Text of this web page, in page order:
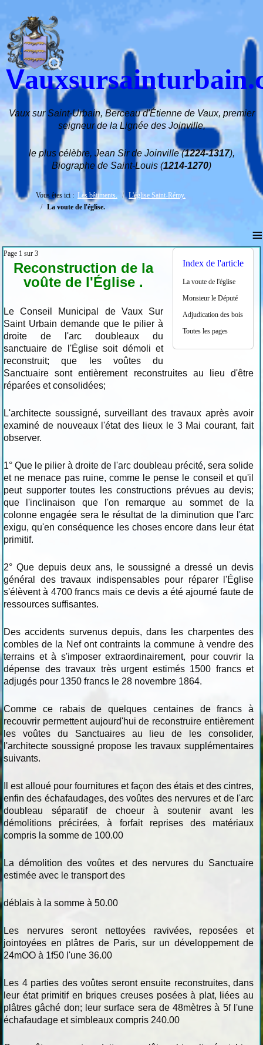
V
Vaux sur Saint-Urbain, Berceau d'Étienne de Vaux, premier
seigneur de la Lignée des Joinville,
le plus célèbre, Jean Sir de Joinville (1224-1317),
Biographe de Saint-Louis (1214-1270)
Vous êtes ici : Les bâtiments.
L'église Saint-Rémy.
La voute de l'église.
≡
Index de l'article
La voute de l'église
Monsieur le Député
Adjudication des bois
Toutes les pages
Page 1 sur 3
Reconstruction de la
voûte de l'Église .
Le Conseil Municipal de Vaux Sur
Saint Urbain demande que le pilier à
droite de l'arc doubleaux du
sanctuaire de l'Église soit démoli et
reconstruit; que les voûtes du
Sanctuaire sont entièrement reconstruites au lieu d'être
réparées et consolidées;
L'architecte soussigné, surveillant des travaux après avoir
examiné de nouveaux l'état des lieux le 3 Mai courant, fait
observer.
1° Que le pilier à droite de l'arc doubleau précité, sera solide
et ne menace pas ruine, comme le pense le conseil et qu'il
peut supporter toutes les constructions prévues au devis;
que l'inclinaison que l'on remarque au sommet de la
colonne engagée sera le résultat de la diminution que l'arc
exigu, qu'en conséquence les choses encore dans leur état
primitif.
2° Que depuis deux ans, le soussigné a dressé un devis
général des travaux indispensables pour réparer l'Église
s'élèvent à 4700 francs mais ce devis a été ajourné faute de
ressources suffisantes.
Des accidents survenus depuis, dans les charpentes des
combles de la Nef ont contraints la commune à vendre des
terrains et à s'imposer extraordinairement, pour couvrir la
dépense des travaux très urgent estimés 1500 francs et
adjugés pour 1350 francs le 28 novembre 1864.
Comme ce rabais de quelques centaines de francs à
recouvrir permettent aujourd'hui de reconstruire entièrement
les voûtes du Sanctuaires au lieu de les consolider,
l'architecte soussigné propose les travaux supplémentaires
suivants.
Il est alloué pour fournitures et façon des étais et des cintres,
enfin des échafaudages, des voûtes des nervures et de l'arc
doubleau séparatif de choeur à soutenir avant les
démolitions précirées, à forfait reprises des matériaux
compris la somme de 100.00
La démolition des voûtes et des nervures du Sanctuaire
estimée avec le transport des
déblais à la somme à 50.00
Les nervures seront nettoyées ravivées, reposées et
jointoyées en plâtres de Paris, sur un développement de
24mOO à 1f50 l'une 36.00
Les 4 parties des voûtes seront ensuite reconstruites, dans
leur état primitif en briques creuses posées à plat, liées au
plâtres gâché don; leur surface sera de 48mètres à 5f l'une
échafaudage et simbleaux compris 240.00